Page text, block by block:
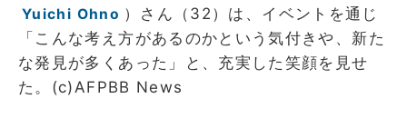
Yuichi Ohno ）さん（32）は、イベントを通じ
「こんな考え方があるのかという気付きや、新た
な発見が多くあった」と、充実した笑顔を見せ
た。(c)AFPBB News